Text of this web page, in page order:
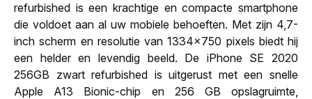
refurbished is een krachtige en compacte smartphone
die voldoet aan al uw mobiele behoeften. Met zijn 4,7-
inch scherm en resolutie van 1334x750 pixels biedt hij
een helder en levendig beeld. De iPhone SE 2020
256GB zwart refurbished is uitgerust met een snelle
Apple A13 Bionic-chip en 256 GB opslagruimte,